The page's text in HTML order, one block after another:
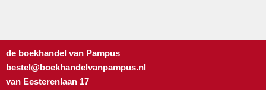
de boekhandel van Pampus
bestel@boekhandelvanpampus.nl
van Eesterenlaan 17